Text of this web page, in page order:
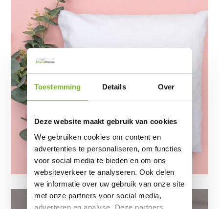
Toestemming Details Over
Deze website maakt gebruik van cookies
We gebruiken cookies om content en
advertenties te personaliseren, om functies
voor social media te bieden en om ons
websiteverkeer te analyseren. Ook delen
we informatie over uw gebruik van onze site
met onze partners voor social media,
adverteren en analyse. Deze partners